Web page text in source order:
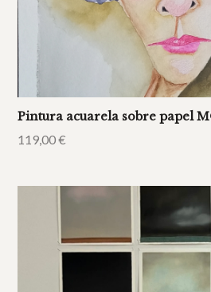
Pintura acuarela sobre papel
119,00€